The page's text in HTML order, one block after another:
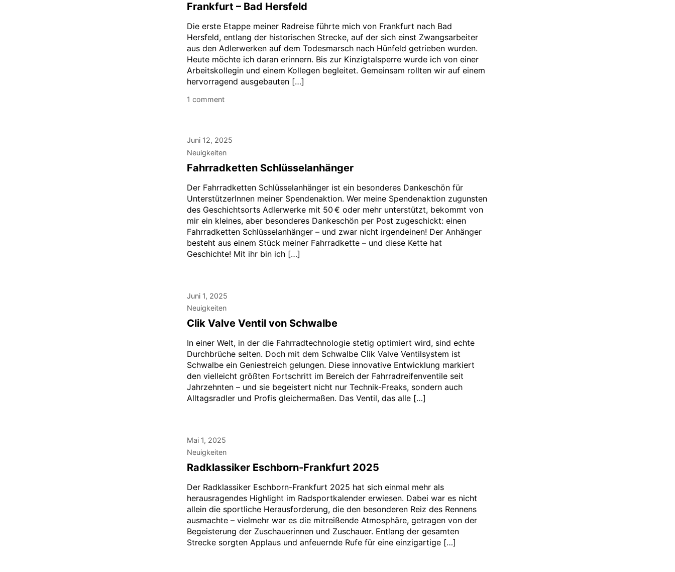
Frankfurt – Bad Hersfeld
Die erste Etappe meiner Radreise führte mich von Frankfurt nach Bad
Hersfeld, entlang der historischen Strecke, auf der sich einst Zwangsarbeiter
aus den Adlerwerken auf dem Todesmarsch nach Hünfeld getrieben wurden.
Heute möchte ich daran erinnern. Bis zur Kinzigtalsperre wurde ich von einer
Arbeitskollegin und einem Kollegen begleitet. Gemeinsam rollten wir auf einem
hervorragend ausgebauten […]
1 comment
Juni 12, 2025
Neuigkeiten
Fahrradketten Schlüsselanhänger
Der Fahrradketten Schlüsselanhänger ist ein besonderes Dankeschön für
UnterstützerInnen meiner Spendenaktion. Wer meine Spendenaktion zugunsten
des Geschichtsorts Adlerwerke mit 50 € oder mehr unterstützt, bekommt von
mir ein kleines, aber besonderes Dankeschön per Post zugeschickt: einen
Fahrradketten Schlüsselanhänger – und zwar nicht irgendeinen! Der Anhänger
besteht aus einem Stück meiner Fahrradkette – und diese Kette hat
Geschichte! Mit ihr bin ich […]
Juni 1, 2025
Neuigkeiten
Clik Valve Ventil von Schwalbe
In einer Welt, in der die Fahrradtechnologie stetig optimiert wird, sind echte
Durchbrüche selten. Doch mit dem Schwalbe Clik Valve Ventilsystem ist
Schwalbe ein Geniestreich gelungen. Diese innovative Entwicklung markiert
den vielleicht größten Fortschritt im Bereich der Fahrradreifenventile seit
Jahrzehnten – und sie begeistert nicht nur Technik-Freaks, sondern auch
Alltagsradler und Profis gleichermaßen. Das Ventil, das alle […]
Mai 1, 2025
Neuigkeiten
Radklassiker Eschborn-Frankfurt 2025
Der Radklassiker Eschborn-Frankfurt 2025 hat sich einmal mehr als
herausragendes Highlight im Radsportkalender erwiesen. Dabei war es nicht
allein die sportliche Herausforderung, die den besonderen Reiz des Rennens
ausmachte – vielmehr war es die mitreißende Atmosphäre, getragen von der
Begeisterung der Zuschauerinnen und Zuschauer. Entlang der gesamten
Strecke sorgten Applaus und anfeuernde Rufe für eine einzigartige […]